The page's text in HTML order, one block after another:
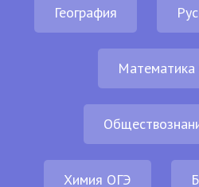
География
Химия ОГЭ